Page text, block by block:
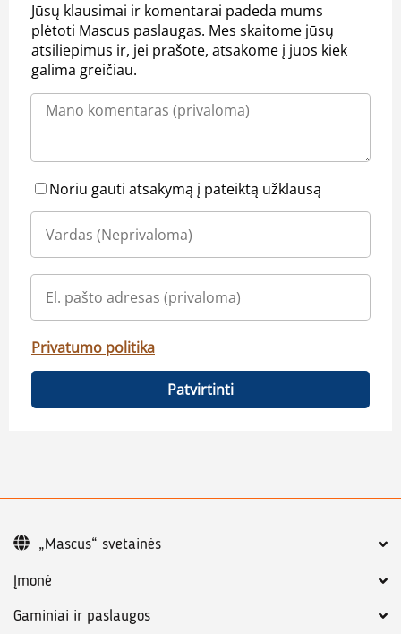
Jūsų klausimai ir komentarai padeda mums
plėtoti Mascus paslaugas. Mes skaitome jūsų
atsiliepimus ir, jei prašote, atsakome į juos kiek
galima greičiau.
Noriu gauti atsakymą į pateiktą užklausą
Privatumo politika
Patvirtinti
Įmonė
Gaminiai ir paslaugos
„Mascus“ svetainės